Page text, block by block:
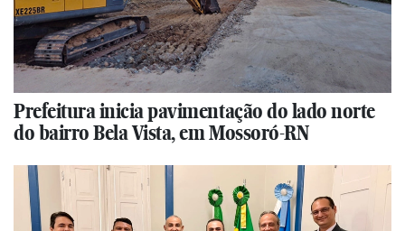
Prefeitura inicia pavimentação do lado norte
do bairro Bela Vista, em Mossoró-RN